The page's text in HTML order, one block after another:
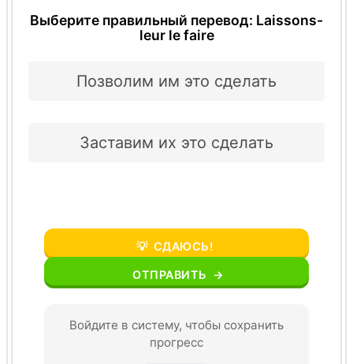
Выберите правильный перевод: Laissons-
leur le faire
Позволим им это сделать
Заставим их это сделать
💡 СДАЮСЬ!
ОТПРАВИТЬ →
Войдите в систему, чтобы сохранить
прогресс